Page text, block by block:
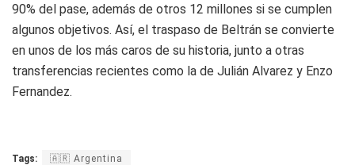
90% del pase, además de otros 12 millones si se cumplen
algunos objetivos. Así, el traspaso de Beltrán se convierte
en unos de los más caros de su historia, junto a otras
transferencias recientes como la de Julián Alvarez y Enzo
Fernandez.
Tags: 🇦🇷 Argentina